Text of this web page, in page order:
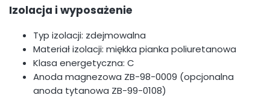
Izolacja i wyposażenie
Typ izolacji: zdejmowalna
Materiał izolacji: miękka pianka poliuretanowa
Klasa energetyczna: C
Anoda magnezowa ZB-98-0009 (opcjonalna
anoda tytanowa ZB-99-0108)